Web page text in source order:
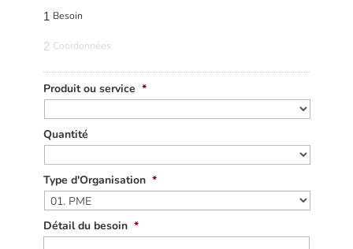
1 Besoin
2 Coordonnées
Produit ou service *
Quantité
Type d'Organisation *
Détail du besoin *